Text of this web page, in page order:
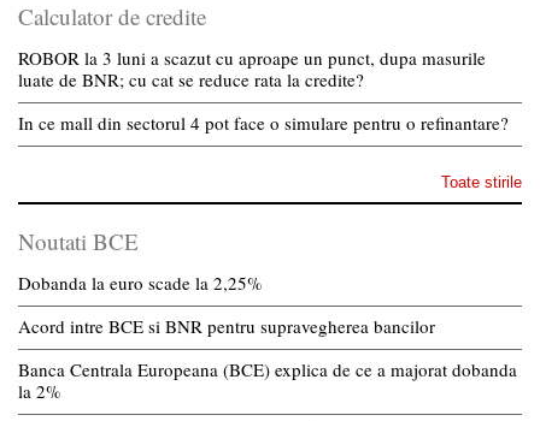
Calculator de credite
ROBOR la 3 luni a scazut cu aproape un punct, dupa masurile
luate de BNR; cu cat se reduce rata la credite?
In ce mall din sectorul 4 pot face o simulare pentru o refinantare?
Toate stirile
Noutati BCE
Dobanda la euro scade la 2,25%
Acord intre BCE si BNR pentru supravegherea bancilor
Banca Centrala Europeana (BCE) explica de ce a majorat dobanda
la 2%